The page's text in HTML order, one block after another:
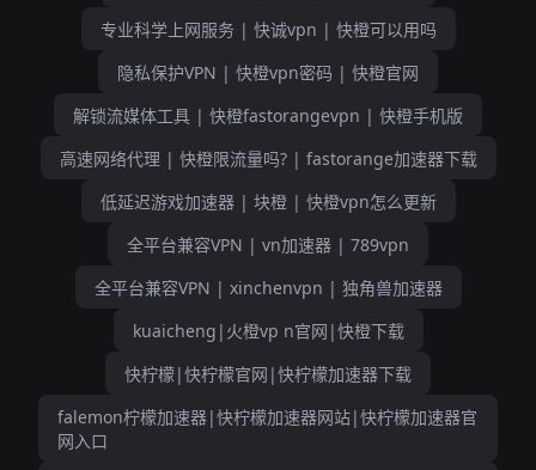
专业科学上网服务 | 快诚vpn | 快橙可以用吗
隐私保护VPN | 快橙vpn密码 | 快橙官网
解锁流媒体工具 | 快橙fastorangevpn | 快橙手机版
高速网络代理 | 快橙限流量吗? | fastorange加速器下载
低延迟游戏加速器 | 块橙 | 快橙vpn怎么更新
全平台兼容VPN | vn加速器 | 789vpn
全平台兼容VPN | xinchenvpn | 独角兽加速器
kuaicheng|火橙vp n官网|快橙下载
快柠檬|快柠檬官网|快柠檬加速器下载
falemon柠檬加速器|快柠檬加速器网站|快柠檬加速器官
网入口